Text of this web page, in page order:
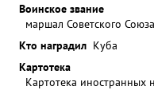
Воинское звание
маршал Советского Союза
Кто наградил Куба
Картотека
Картотека иностранных